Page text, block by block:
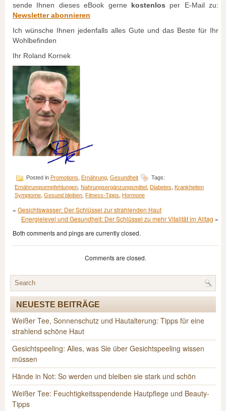
sende Ihnen dieses eBook gerne kostenlos per E-Mail zu:
Newsletter abonnieren
Ich wünsche Ihnen jedenfalls alles Gute und das Beste für Ihr
Wohlbefinden
Ihr Roland Kornek
Posted in Promotions Ernährung Gesundheit
Tags:
Ernährungsempfehlungen Nahrungsergänzungsmittel Diabetes Krankheiten
Symptome Gesund bleiben Fitness-Tipps Hormone
« Gesichtswasser: Der Schlüssel zur strahlenden Haut
Energielevel und Gesundheit: Der Schlüssel zu mehr Vitalität im Alltag »
Both comments and pings are currently closed.
Comments are closed.
NEUESTE BEITRÄGE
Weißer Tee, Sonnenschutz und Hautalterung: Tipps für eine
strahlend schöne Haut
Gesichtspeeling: Alles, was Sie über Gesichtspeeling wissen
müssen
Hände in Not: So werden und bleiben sie stark und schön
Weißer Tee: Feuchtigkeitsspendende Hautpflege und Beauty-
Tipps